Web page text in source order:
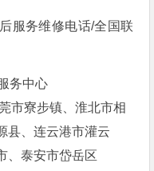
服务维修电话/全国联
务中心
市寮步镇、淮北市相
县、连云港市灌云
、泰安市岱岳区